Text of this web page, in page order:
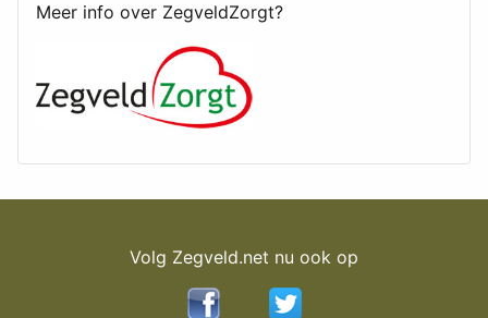
Meer info over ZegveldZorgt?
Volg Zegveld.net nu ook op